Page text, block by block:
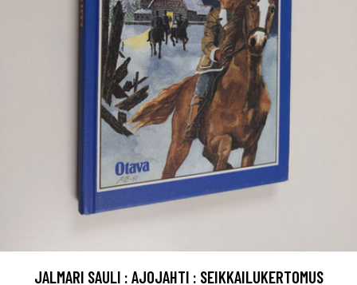
JALMARI SAULI : AJOJAHTI : SEIKKAILUKERTOMUS